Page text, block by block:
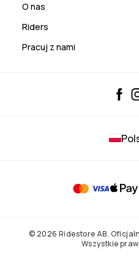
O nas
Riders
Pracuj z nami
© 2026 Ridestore AB.
Wszystkie